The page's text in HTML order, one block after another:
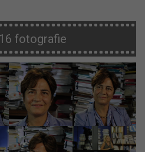
fotografie